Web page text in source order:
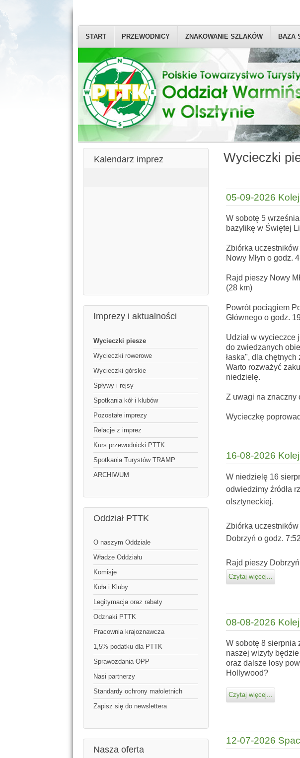
START PRZEWODNICY ZNAKOWANIE SZLAKÓW BAZA
Kalendarz imprez
Imprezy i aktualności
Wycieczki piesze
Wycieczki rowerowe
Wycieczki górskie
Spływy i rejsy
Spotkania kół i klubów
Pozostałe imprezy
Relacje z imprez
Kurs przewodnicki PTTK
Spotkania Turystów TRAMP
ARCHIWUM
Oddział PTTK
O naszym Oddziale
Władze Oddziału
Komisje
Koła i Kluby
Legitymacja oraz rabaty
Odznaki PTTK
Pracownia krajoznawcza
1,5% podatku dla PTTK
Sprawozdania OPP
Nasi partnerzy
Standardy ochrony małoletnich
Zapisz się do newslettera
Nasza oferta
Wycieczki
05-09-2026
W sobotę 5
bazylikę w Świętej
Zbiórka
Nowy Młyn o godz.
Rajd pieszy Nowy
(28 km)
Powrót pociągiem
Głównego o godz.
Udział w wycieczce
do zwiedzanych
łaska", dla chętnych
Warto rozważyć
niedzielę.
Z uwagi na znaczny
Wycieczkę
16-08-2026
W niedzielę 16
odwiedzimy źródła
olsztyneckiej.
Zbiórka
Dobrzyń o godz.
Rajd pieszy
Czytaj więcej...
08-08-2026
W sobotę 8 sierpnia
naszej wizyty
oraz dalsze losy
Hollywood?
Czytaj więcej...
12-07-2026